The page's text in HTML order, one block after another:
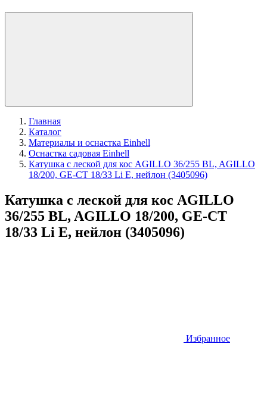
Главная
Каталог
Материалы и оснастка Einhell
Оснастка садовая Einhell
Катушка с леской для кос AGILLO 36/255 BL, AGILLO
18/200, GE-CT 18/33 Li E, нейлон (3405096)
Катушка с леской для кос AGILLO
36/255 BL, AGILLO 18/200, GE-CT
18/33 Li E, нейлон (3405096)
Избранное